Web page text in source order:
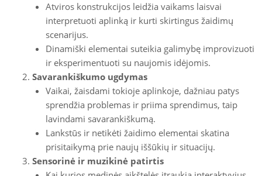
Atviros konstrukcijos leidžia vaikams laisvai
interpretuoti aplinką ir kurti skirtingus žaidimų
scenarijus.
Dinamiški elementai suteikia galimybę improvizuoti
ir eksperimentuoti su naujomis idėjomis.
Savarankiškumo ugdymas
Vaikai, žaisdami tokioje aplinkoje, dažniau patys
sprendžia problemas ir priima sprendimus, taip
lavindami savarankiškumą.
Lankstūs ir netikėti žaidimo elementai skatina
prisitaikymą prie naujų iššūkių ir situacijų.
Sensorinė ir muzikinė patirtis